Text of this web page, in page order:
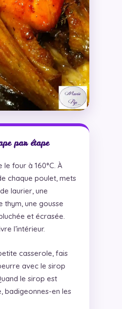
par étape
four à 160°C. À
chaque poulet, mets
laurier, une
thym, une gousse
et écrasée.
l’intérieur.
casserole, fais
avec le sirop
le sirop est
badigeonnes-en les